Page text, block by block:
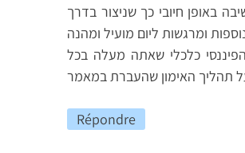
באופן חיובי כך שניצור בדרך
כלכלי שאתה מעלה בכל
Répondre